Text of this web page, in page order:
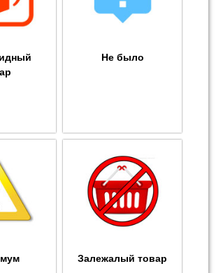
Не было
Залежалый товар